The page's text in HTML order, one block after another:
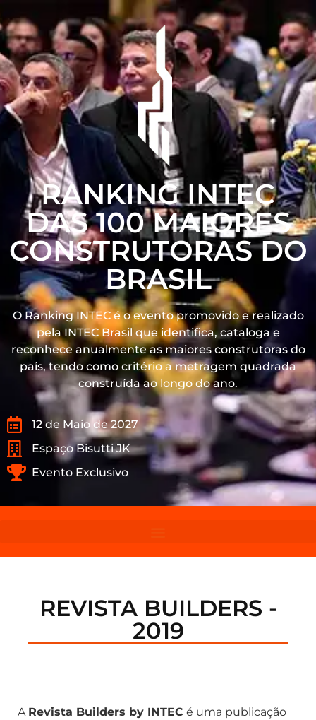
RANKING INTEC
DAS 100 MAIORES
CONSTRUTORAS DO
BRASIL
O Ranking INTEC é o evento promovido e realizado
pela INTEC Brasil que identifica, cataloga e
reconhece anualmente as maiores construtoras do
país, tendo como critério a metragem quadrada
construída ao longo do ano.
12 de Maio de 2027
Espaço Bisutti JK
Evento Exclusivo
REVISTA BUILDERS -
2019
A Revista Builders by INTEC é uma publicação